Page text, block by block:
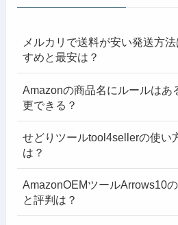
メルカリで送料が安い発送方
すめと最安は？
Amazonの商品名にルールはあ
更できる？
せどりツールtool4sellerの使い
は？
AmazonOEMツールArrows10
と評判は？